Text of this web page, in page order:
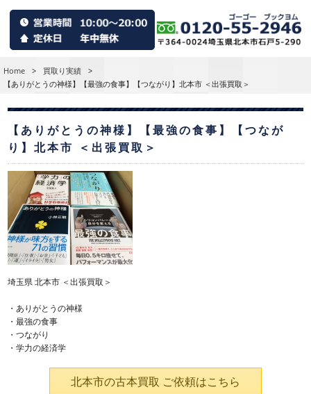
Home > 買取り実績
>
【ありがとうの神様】【最強の食事】【つながり】北本市 ＜出張買取＞
【ありがとうの神様】【最強の食事】【つなが
り】北本市 ＜出張買取＞
埼玉県 北本市 ＜出張買取＞
・ありがとうの神様
・最強の食事
・つながり
・学力の経済学
北本市の古本買取 ご依頼はこちら